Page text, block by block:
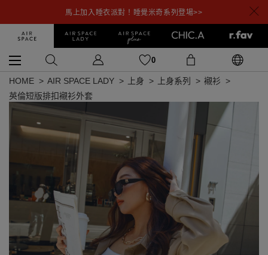
馬上加入睡衣派對！睡覺米奇系列登場>>
0
HOME AIR SPACE LADY 上身 上身系列
襯衫
英倫短版排扣襯衫外套